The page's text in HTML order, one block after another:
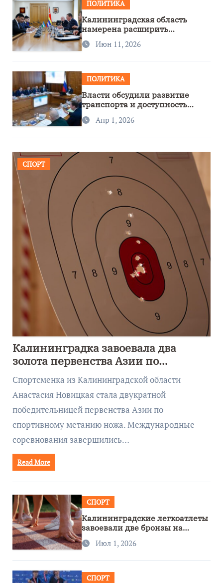
ПОЛИТИКА
Калининградская область
намерена расширить
сотрудничество с Узбекистаном
Июн 11, 2026
ПОЛИТИКА
Власти обсудили развитие
транспорта и доступность
региона
Апр 1, 2026
СПОРТ
Калининградка завоевала два
золота первенства Азии по
метанию ножа
Спортсменка из Калининградской области
Анастасия Новицкая стала двукратной
победительницей первенства Азии по
спортивному метанию ножа. Международные
соревнования завершились…
Read More
СПОРТ
Калининградские легкоатлеты
завоевали две бронзы на
первенстве России
Июл 1, 2026
СПОРТ